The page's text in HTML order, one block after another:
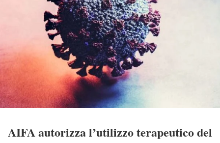
AIFA autorizza l’utilizzo terapeutico del